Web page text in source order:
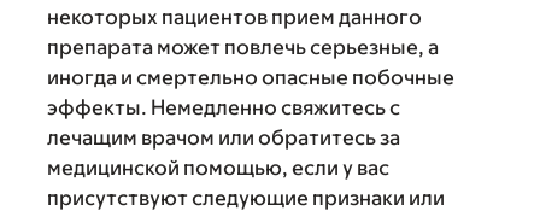
некоторых пациентов прием данного
препарата может повлечь серьезные, а
иногда и смертельно опасные побочные
эффекты. Немедленно свяжитесь с
лечащим врачом или обратитесь за
медицинской помощью, если у вас
присутствуют следующие признаки или